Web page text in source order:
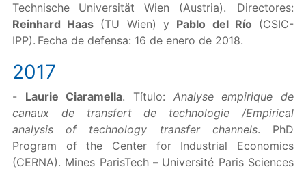
Technische Universität Wien (Austria). Directores:
Reinhard Haas (TU Wien) y Pablo del Río (CSIC-
IPP). Fecha de defensa: 16 de enero de 2018.
2017
- Laurie Ciaramella. Título: Analyse empirique de
canaux de transfert de technologie /Empirical
analysis of technology transfer channels. PhD
Program of the Center for Industrial Economics
(CERNA). Mines ParisTech – Université Paris Sciences